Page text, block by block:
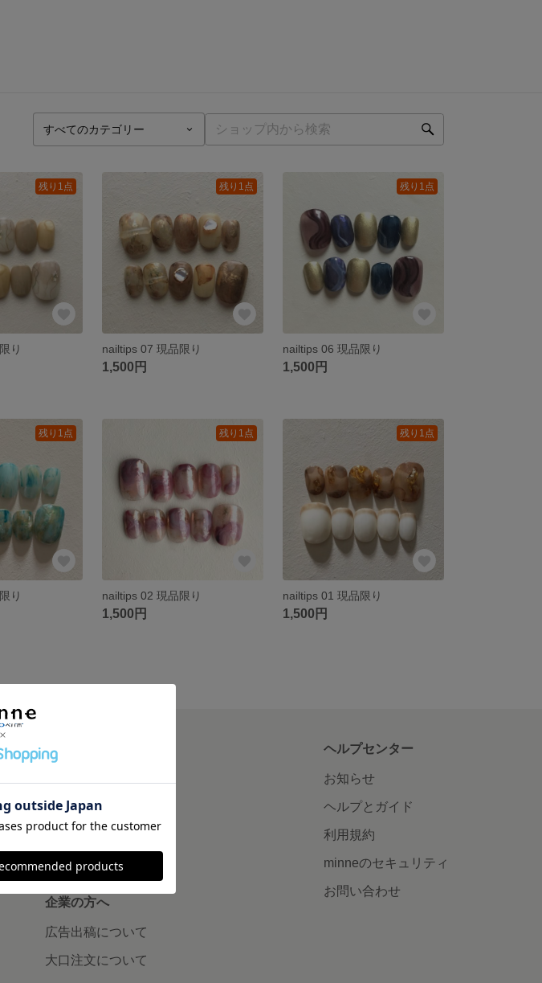
残り1点
り
残り1点
nailtips 07 現品限り
1,500円
残り1点
nailtips 06 現品限り
1,500円
残り1点
り
残り1点
nailtips 02 現品限り
1,500円
残り1点
nailtips 01 現品限り
1,500円
読みもの
minne学習帖
ニュース
minneの本
企業の方へ
広告出稿について
大口注文について
ヘルプセンター
お知らせ
ヘルプとガイド
利用規約
minneのセキュリティ
お問い合わせ